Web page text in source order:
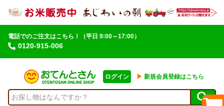
電話でのご注文はこちら！
0120-915-006
（平日 9:00～17:00）
ログイン ▶︎ 新規会員登録はこちら